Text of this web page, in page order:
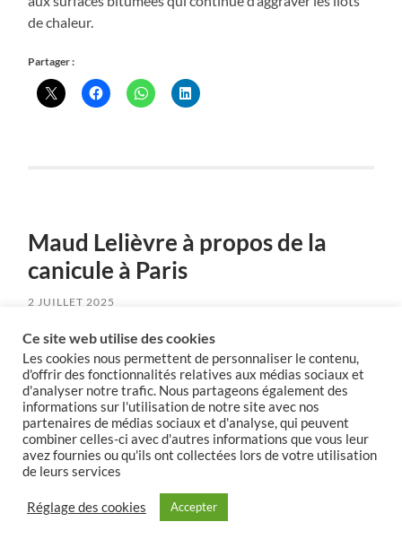
de chaleur.
Partager :
Maud Lelièvre à propos de la
canicule à Paris
2 JUILLET 2025
Ce site web utilise des cookies
Les cookies nous permettent de personnaliser le contenu,
d'offrir des fonctionnalités relatives aux médias sociaux et
d'analyser notre trafic. Nous partageons également des
informations sur l'utilisation de notre site avec nos
partenaires de médias sociaux et d'analyse, qui peuvent
combiner celles-ci avec d'autres informations que vous leur
avez fournies ou qu'ils ont collectées lors de votre utilisation
de leurs services
Réglage des cookies Accepter